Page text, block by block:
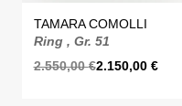
TAMARA COMOLLI
Ring , Gr. 51
2.550,00€2.150,00 €